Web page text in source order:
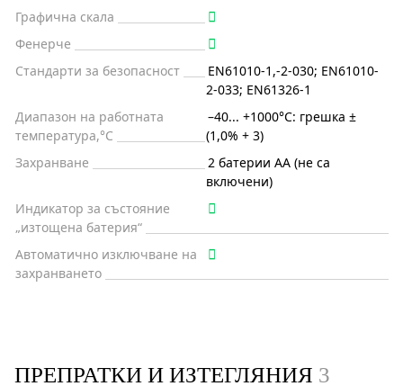
Графична скала
Фенерче
Стандарти за безопасност
EN61010-1,-2-030; EN61010-
2-033; EN61326-1
Диапазон на работната
температура,°C
–40... +1000°C: грешка ±
(1,0% + 3)
Захранване
2 батерии АА (не са
включени)
Индикатор за състояние
„изтощена батерия“
Автоматично изключване на
захранването
ПРЕПРАТКИ И ИЗТЕГЛЯНИЯ 3